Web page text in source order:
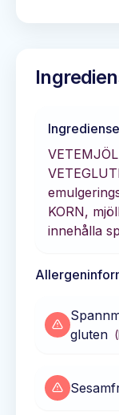
KORN,
innehålla
gluten (